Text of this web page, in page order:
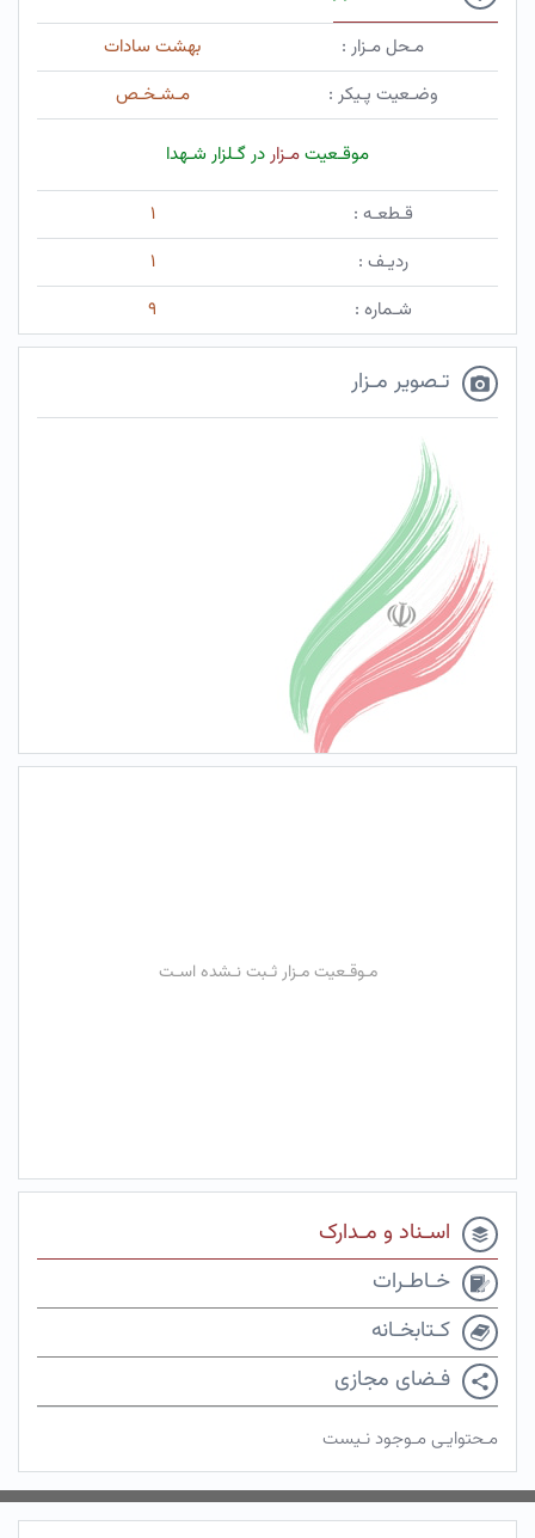
مـحل مـزار :
بهشت سادات
وضـعیت پـیکر :
مـشـخـص
موقـعیتمـزاردر گـلزار شـهدا
قـطعـه :
۱
ردیـف :
۱
شـماره :
۹
تـصویر مـزار
مـوقـعیت مـزار ثـبت نـشده اسـت
اسـناد و مـدارک
خـاطـرات
کـتابخـانه
فـضای مجازی
مـحتوایـی مـوجود نـیست